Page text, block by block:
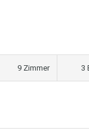
9 Zimmer 3